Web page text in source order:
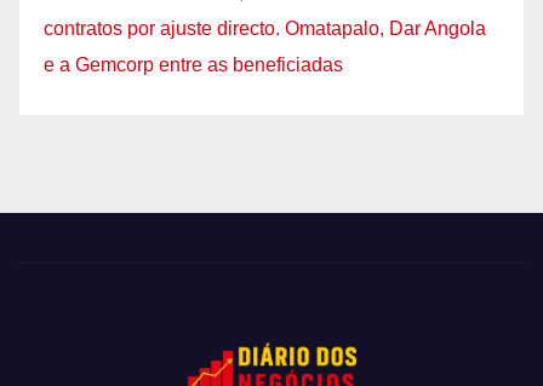
contratos por ajuste directo. Omatapalo, Dar Angola
e a Gemcorp entre as beneficiadas